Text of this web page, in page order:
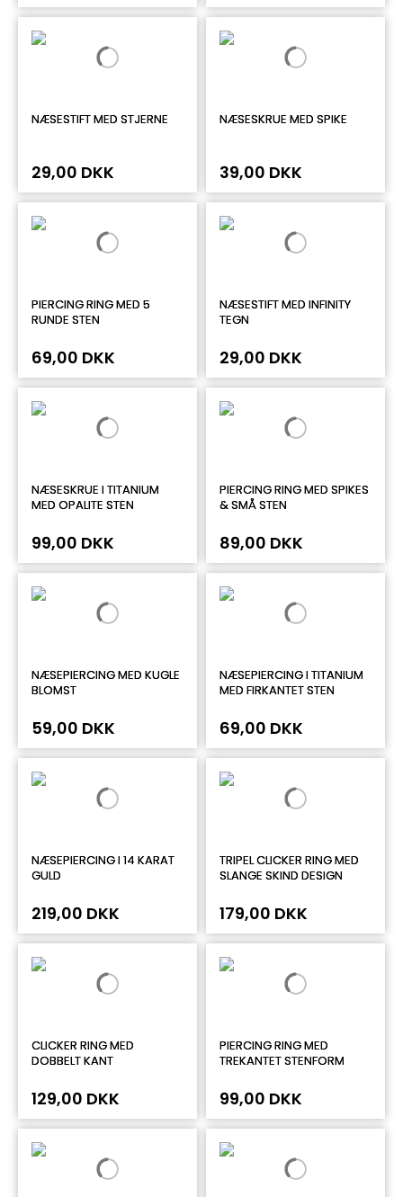
NÆSESTIFT MED STJERNE
29,00 DKK
NÆSESKRUE MED SPIKE
39,00 DKK
PIERCING RING MED 5
RUNDE STEN
69,00 DKK
NÆSESTIFT MED INFINITY
TEGN
29,00 DKK
NÆSESKRUE I TITANIUM
MED OPALITE STEN
99,00 DKK
PIERCING RING MED SPIKES
& SMÅ STEN
89,00 DKK
NÆSEPIERCING MED KUGLE
BLOMST
59,00 DKK
NÆSEPIERCING I TITANIUM
MED FIRKANTET STEN
69,00 DKK
NÆSEPIERCING I 14 KARAT
GULD
219,00 DKK
TRIPEL CLICKER RING MED
SLANGE SKIND DESIGN
179,00 DKK
CLICKER RING MED
DOBBELT KANT
129,00 DKK
PIERCING RING MED
TREKANTET STENFORM
99,00 DKK